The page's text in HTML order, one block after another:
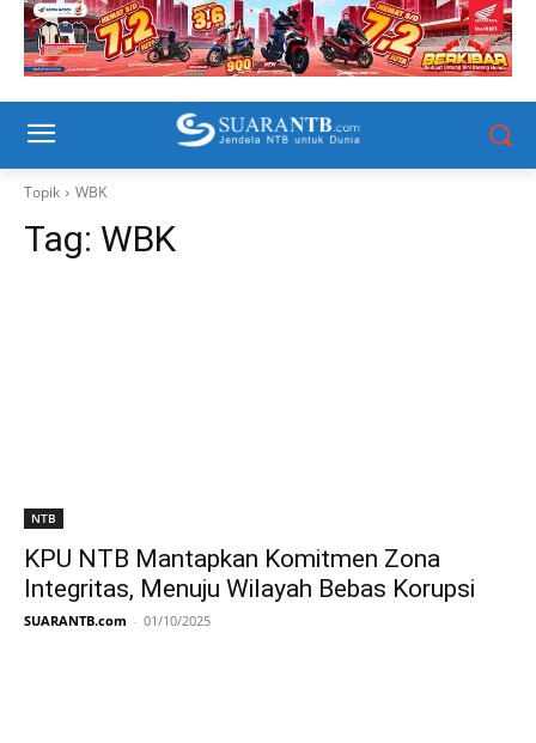
Topik WBK
Tag: WBK
NTB
KPU NTB Mantapkan Komitmen Zona
Integritas, Menuju Wilayah Bebas Korupsi
SUARANTB.com - 01/10/2025